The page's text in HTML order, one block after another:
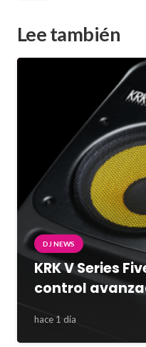
Lee también
DJ NEWS
KRK V Series
control
hace 1 día